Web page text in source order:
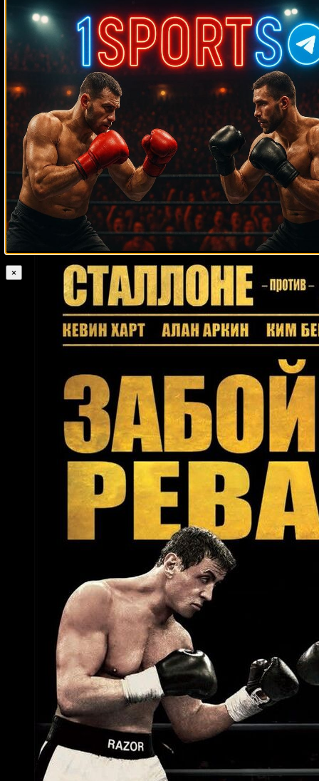
Махачев
Случайные боксеры
Бун Киркман Эндрю Джеррард Келли Павлик Рой Уильямс
Альфредо Неварез Хуан Медина Дэн Мерфи Джамалл
Эммерс Хуан Уранго Эндрю Блумер Насим Хамед
Майкл Грир Рафаэл Зумбану Карл Уэйн Дэвис
Андрей Климов
Кевин Брэзьер Исраэль Адесанья Хрвое Кисичек Эдвин Вирует
Памела Лондон Эдгар Айала Шугар Рэй Силз Ли Свеби Джoш
Уoррингтoн Ларри Фрейзер Кабары Салем Даррелл Хайлз Эбани
Бриджес Джо Хатчинсон Хавьер Мунис Радивое Калайджич
Тим
Рэй Мауи Диас Габриэль Мартинес Реджи Сандерс
Марко Гонзалес
Уильям Сильва
Гуидо Тране Омелио Аграмонте Луис Монако
Хосе
Луис Буэно Лоуренс Околи Дейв Зиглевич Рокки Марчиано
×